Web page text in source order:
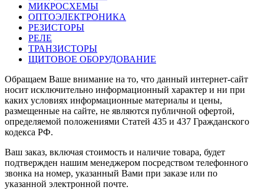
МИКРОСХЕМЫ
ОПТОЭЛЕКТРОНИКА
РЕЗИСТОРЫ
РЕЛЕ
ТРАНЗИСТОРЫ
ЩИТОВОЕ ОБОРУДОВАНИЕ
Обращаем Ваше внимание на то, что данный интернет-сайт
носит исключительно информационный характер и ни при
каких условиях информационные материалы и цены,
размещенные на сайте, не являются публичной офертой,
определяемой положениями Статей 435 и 437 Гражданского
кодекса РФ.
Ваш заказ, включая стоимость и наличие товара, будет
подтвержден нашим менеджером посредством телефонного
звонка на номер, указанный Вами при заказе или по
указанной электронной почте.